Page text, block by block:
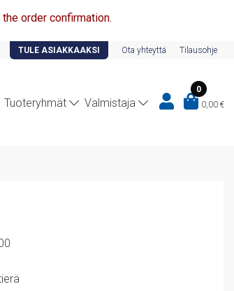
order confirmation.
TULE ASIAKKAAKSI Ota yhteyttä Tilausohje
Tuoteryhmät Valmistaja
0
0,00 €